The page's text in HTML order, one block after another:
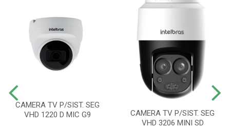
CAMERA TV P/SIST. SEG
VHD 1220 D MIC G9
CAMERA TV P/SIST. SEG
VHD 3206 MINI SD